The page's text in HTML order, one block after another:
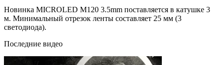
Новинка MICROLED M120 3.5mm поставляется в катушке 3
м. Минимальный отрезок ленты составляет 25 мм (3
светодиода).
Последние видео